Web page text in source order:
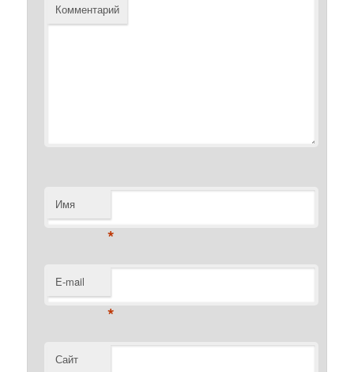
Комментарий
Имя
*
E-mail
*
Сайт